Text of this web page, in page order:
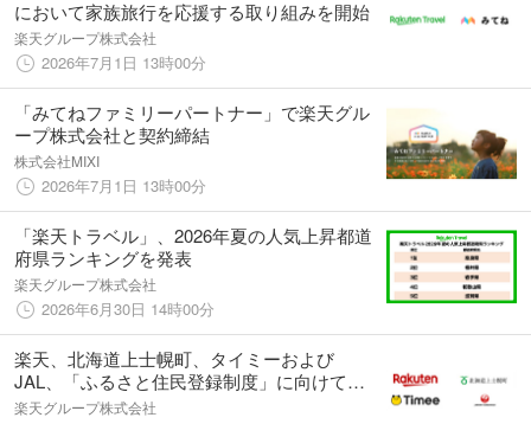
において家族旅行を応援する取り組みを開始
楽天グループ株式会社
2026年7月1日 13時00分
「みてねファミリーパートナー」で楽天グル
ープ株式会社と契約締結
株式会社MIXI
2026年7月1日 13時00分
「楽天トラベル」、2026年夏の人気上昇都道
府県ランキングを発表
楽天グループ株式会社
2026年6月30日 14時00分
楽天、北海道上士幌町、タイミーおよび
JAL、「ふるさと住民登録制度」に向けて共
同施策を開始
楽天グループ株式会社